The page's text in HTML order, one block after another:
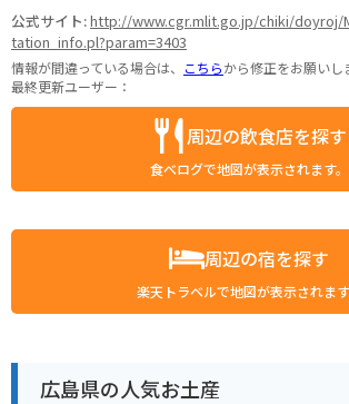
公式サイト:http://www.cgr.mlit.go.jp/chiki/doyroj/
tation_info.pl?param=3403
情報が間違っている場合は、 こちらから修正をお願いし
最終更新ユーザー：
周辺の飲食店を探す
食べログで地図が表示されます。
周辺の宿を探す
楽天トラベルで地図が表示されます
広島県の人気お土産